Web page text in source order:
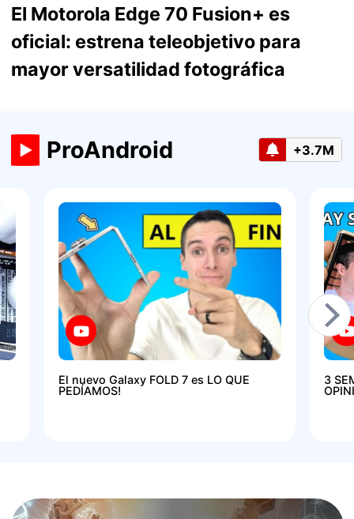
El Motorola Edge 70 Fusion+ es
oficial: estrena teleobjetivo para
mayor versatilidad fotográfica
ProAndroid +3.7M
El nuevo Galaxy FOLD 7 es LO QUE
PEDÍAMOS!
3